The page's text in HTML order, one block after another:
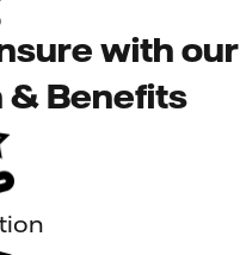
with our
& Benefits